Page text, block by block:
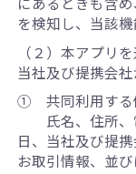
を検知し、当該
（２）本アプリ
当社及び提携会
① 共同利用する
氏名、住所、
日、当社及び提
お取引情報、並